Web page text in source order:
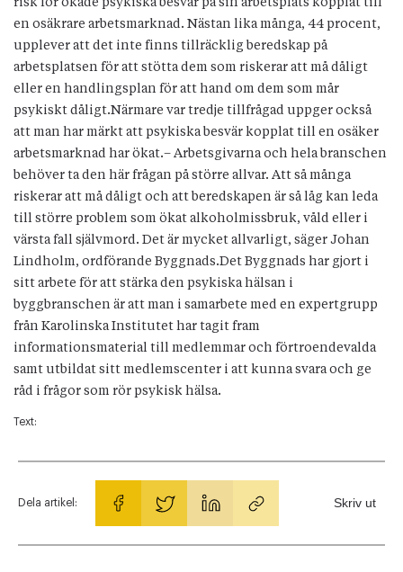
en osäkrare arbetsmarknad. Nästan lika många, 44 procent,
upplever att det inte finns tillräcklig beredskap på
arbetsplatsen för att stötta dem som riskerar att må dåligt
eller en handlingsplan för att hand om dem som mår
psykiskt dåligt.Närmare var tredje tillfrågad uppger också
att man har märkt att psykiska besvär kopplat till en osäker
arbetsmarknad har ökat.– Arbetsgivarna och hela branschen
behöver ta den här frågan på större allvar. Att så många
riskerar att må dåligt och att beredskapen är så låg kan leda
till större problem som ökat alkoholmissbruk, våld eller i
värsta fall självmord. Det är mycket allvarligt, säger Johan
Lindholm, ordförande Byggnads.Det Byggnads har gjort i
sitt arbete för att stärka den psykiska hälsan i
byggbranschen är att man i samarbete med en expertgrupp
från Karolinska Institutet har tagit fram
informationsmaterial till medlemmar och förtroendevalda
samt utbildat sitt medlemscenter i att kunna svara och ge
råd i frågor som rör psykisk hälsa.
Text:
Dela artikel: Skriv ut